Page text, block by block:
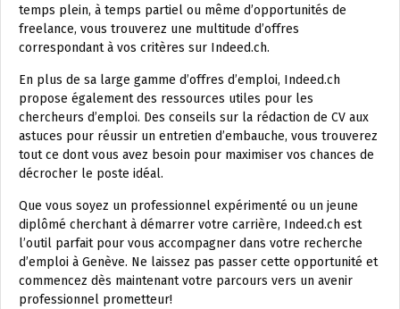
temps plein, à temps partiel ou même d’opportunités de
freelance, vous trouverez une multitude d’offres
correspondant à vos critères sur Indeed.ch.
En plus de sa large gamme d’offres d’emploi, Indeed.ch
propose également des ressources utiles pour les
chercheurs d’emploi. Des conseils sur la rédaction de CV aux
astuces pour réussir un entretien d’embauche, vous trouverez
tout ce dont vous avez besoin pour maximiser vos chances de
décrocher le poste idéal.
Que vous soyez un professionnel expérimenté ou un jeune
diplômé cherchant à démarrer votre carrière, Indeed.ch est
l’outil parfait pour vous accompagner dans votre recherche
d’emploi à Genève. Ne laissez pas passer cette opportunité et
commencez dès maintenant votre parcours vers un avenir
professionnel prometteur!